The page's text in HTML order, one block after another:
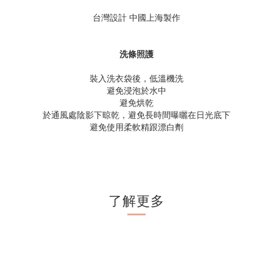
台灣設計 中國上海製作
洗條照護
裝入洗衣袋後，低溫機洗
避免浸泡於水中
避免烘乾
於通風處陰影下晾乾，避免長時間曝曬在日光底下
避免使用柔軟精跟漂白劑
了解更多